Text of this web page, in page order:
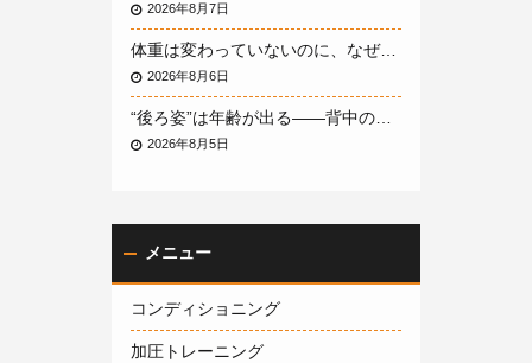
2026年8月7日
体重は変わっていないのに、なぜ体型だけ老けていく？——“隠れ肥満”のサインと、体重計に頼らず体を変える方法
2026年8月6日
“後ろ姿”は年齢が出る——背中のたるみ・丸まった姿勢が「老け見え」を招く原因と、パーソナルトレーニングで整える方法
2026年8月5日
メニュー
コンディショニング
加圧トレーニング